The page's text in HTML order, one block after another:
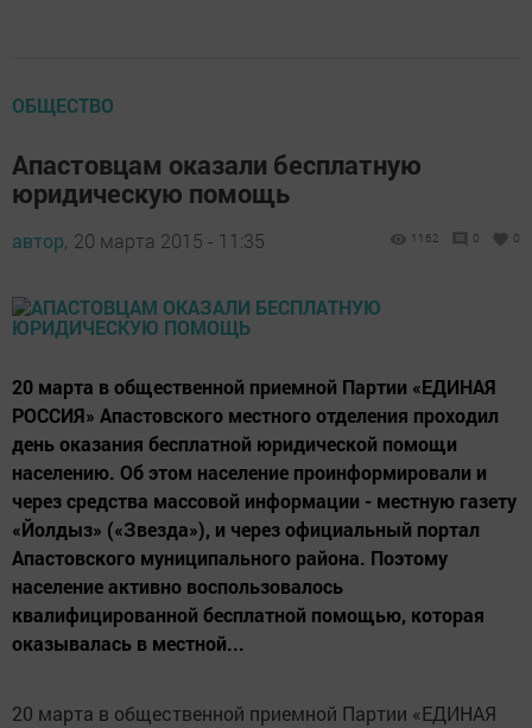
ОБЩЕСТВО
Апастовцам оказали бесплатную
юридическую помощь
автор, 20 марта 2015 - 11:35 1162 0 0
20 марта в общественной приемной Партии «ЕДИНАЯ
РОССИЯ» Апастовского местного отделения проходил
день оказания бесплатной юридической помощи
населению. Об этом население проинформировали и
через средства массовой информации - местную газету
«Йолдыз» («Звезда»), и через официальный портал
Апастовского муниципального района. Поэтому
население активно воспользовалось
квалифицированной бесплатной помощью, которая
оказывалась в местной...
20 марта в общественной приемной Партии «ЕДИНАЯ